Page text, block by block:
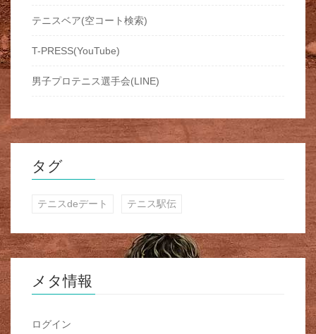
テニスベア(空コート検索)
T-PRESS(YouTube)
男子プロテニス選手会(LINE)
タグ
テニスdeデート テニス駅伝
メタ情報
ログイン